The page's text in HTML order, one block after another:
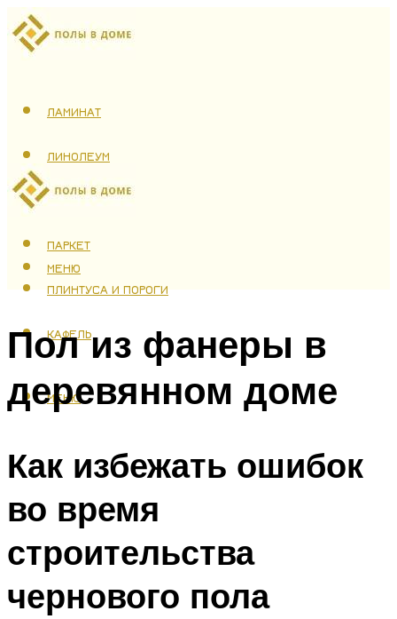
ЛАМИНАТ
ЛИНОЛЕУМ
ТЕПЛЫЙ ПОЛ
ПАРКЕТ
ПЛИНТУСА И ПОРОГИ
КАФЕЛЬ
МЕНЮ
МЕНЮ
Пол из фанеры в
деревянном доме
Как избежать ошибок
во время
строительства
чернового пола